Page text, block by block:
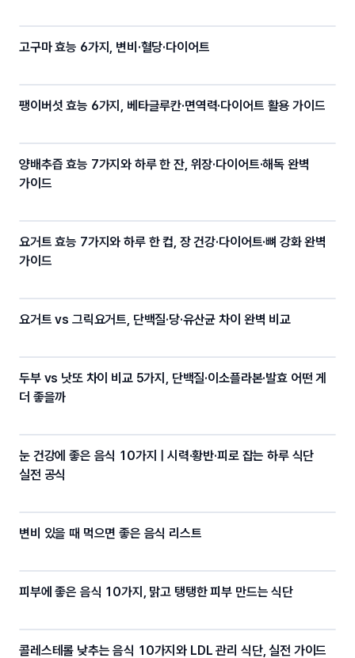
고구마 효능 6가지, 변비·혈당·다이어트
팽이버섯 효능 6가지, 베타글루칸·면역력·다이어트 활용 가이드
양배추즙 효능 7가지와 하루 한 잔, 위장·다이어트·해독 완벽
가이드
요거트 효능 7가지와 하루 한 컵, 장 건강·다이어트·뼈 강화 완벽
가이드
요거트 vs 그릭요거트, 단백질·당·유산균 차이 완벽 비교
두부 vs 낫또 차이 비교 5가지, 단백질·이소플라본·발효 어떤 게
더 좋을까
눈 건강에 좋은 음식 10가지 | 시력·황반·피로 잡는 하루 식단
실전 공식
변비 있을 때 먹으면 좋은 음식 리스트
피부에 좋은 음식 10가지, 맑고 탱탱한 피부 만드는 식단
콜레스테롤 낮추는 음식 10가지와 LDL 관리 식단, 실전 가이드